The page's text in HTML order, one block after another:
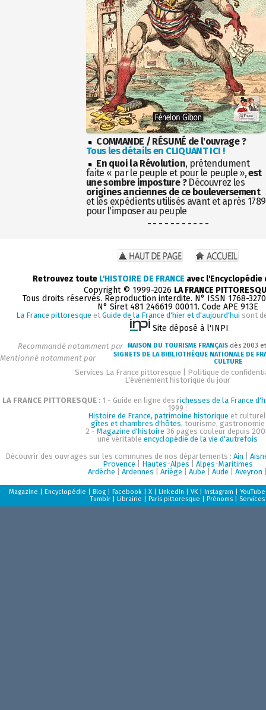
COMMANDE / RÉSUMÉ de l'ouvrage ?
Tous les détails en CLIQUANT ICI !
En quoi la Révolution, prétendument
faite « par le peuple et pour le peuple »,est
une sombre imposture ?Découvrez les
origines anciennes de ce bouleversement
et les expédients utilisés avant et après 1789
pour l'imposer au peuple
- - - - - - - - - - -
Retrouvez toute L'HISTOIRE DE FRANCE avec
Copyright © 1999-2026 LA FRANCE
Tous droits réservés. Reproduction interdite. N° ISSN 1768-
N° Siret 481 246619 00011. Code APE 913E
La France pittoresque et Guide de la France d'hier et d'aujourd'hui sont
Site déposé à l'INPI
Recommandé notamment par MAISON DU TOURISME FRANÇAIS dès 2003
Mentionné notamment par
SIGNETS DE LA BIBLIOTHÈQUE NATIONALE DE
CULTURE
Services La France pittoresque
Politique de
L'événement historique du jour
LA FRANCE PITTORESQUE : 1 - Guide en ligne des richesses de la France
1999 :
Histoire de France, patrimoine historique et
gîtes et chambres d'hôtes, tourisme, gastronomie
2 - Magazine d'histoire 36 pages couleur depuis
une véritableencyclopédie de la vie d'autrefois
Découvrir des ouvrages sur les communes de nos départements :Ain |
Provence
Hautes-Alpes
Alpes-Maritimes
Ardèche |Ardennes |Ariège |Aube |Aude |Aveyron
Magazine |Encyclopédie |Blog |Facebook |X |LinkedIn |VK |Instagram |YouTube
Tumblr |Librairie |Paris pittoresque |Prénoms Services